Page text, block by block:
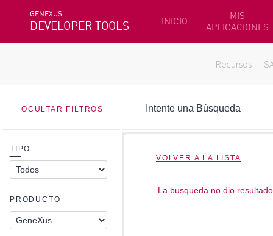
GENEXUS
DEVELOPER TOOLS INICIO
MIS
APLICACIONES
Recursos